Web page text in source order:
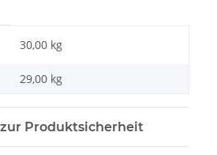
30,00 kg
29,00 kg
Produktsicherheit